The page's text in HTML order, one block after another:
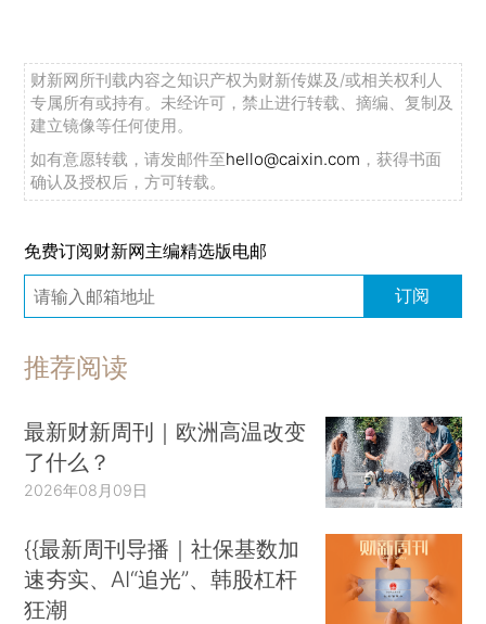
财新网所刊载内容之知识产权为财新传媒及/或相关权利人
专属所有或持有。未经许可，禁止进行转载、摘编、复制及
建立镜像等任何使用。
如有意愿转载，请发邮件至hello@caixin.com ，获得书面
确认及授权后，方可转载。
免费订阅财新网主编精选版电邮
订阅
推荐阅读
最新财新周刊｜欧洲高温改变
了什么？
2026年08月09日
{{最新周刊导播｜社保基数加
速夯实、AI“追光”、韩股杠杆
狂潮